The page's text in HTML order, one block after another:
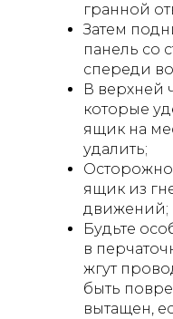
гранной
Затем
панель со
спереди
В верхней
которые
ящик на
удалить;
Осторожно
ящик из
движений;
Будьте
в
жгут
быть
вытащен,